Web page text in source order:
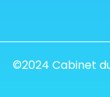
©2024 Cabinet